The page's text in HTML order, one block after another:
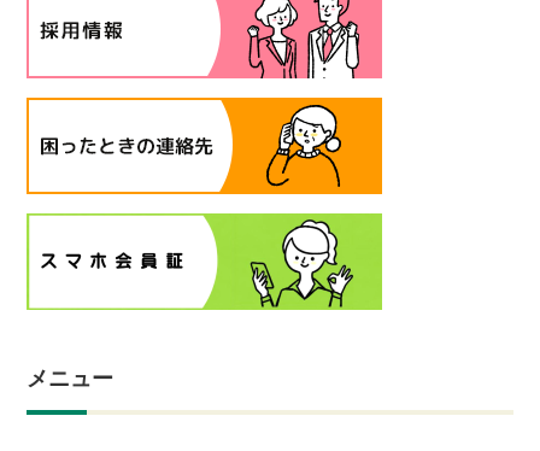
メニュー